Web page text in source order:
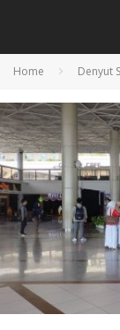
Home Denyut